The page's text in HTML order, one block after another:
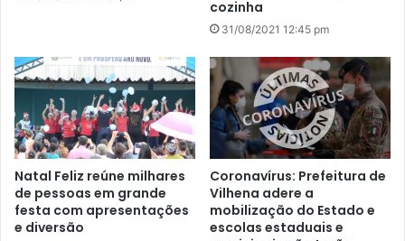
cozinha
31/08/2021 12:45 pm
Natal Feliz reúne milhares
de pessoas em grande
festa com apresentações
e diversão
Coronavírus: Prefeitura de
Vilhena adere a
mobilização do Estado e
escolas estaduais e